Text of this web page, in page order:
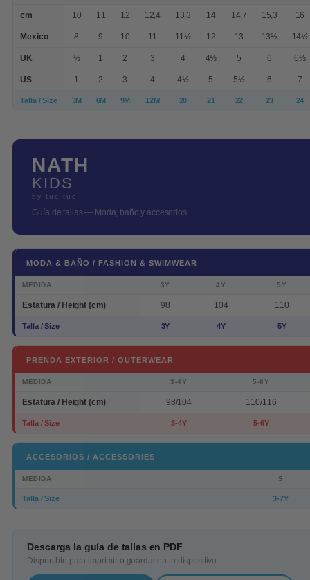
cm 10 11 12 12,4 13,3 14 14,7 15,3 16
Mexico 8 9 10 11 11½ 12 13 13½ 14½
UK ½ 1 2 3 4 4½ 5 6 6½
US 1 2 3 4 4½ 5 5½ 6 7
Talla / Size 3M 6M 9M 12M 20 21 22 23 24
NATH
KIDS
by tuc tuc
Guía de tallas — Moda, baño y accesorios
MODA & BAÑO / FASHION & SWIMWEAR
MEDIDA 3Y 4Y 5Y
Estatura / Height (cm) 98 104 110
Talla / Size 3Y 4Y 5Y
PRENDA EXTERIOR / OUTERWEAR
MEDIDA 3-4Y 5-6Y
Estatura / Height (cm) 98/104 110/116
Talla / Size 3-4Y 5-6Y
ACCESORIOS / ACCESSORIES
MEDIDA S
Talla / Size 3-7Y
Descarga la guía de tallas en PDF
Disponible para imprimir o guardar en tu dispositivo